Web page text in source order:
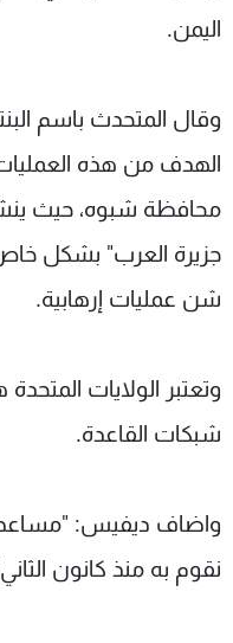
اليمن.
وقال المتحدث باسم
الهدف من هذه
محافظة شبوه، حيث
جزيرة العرب" بشكل
شن عمليات إرهابية.
وتعتبر الولايات
شبكات القاعدة.
واضاف ديفيس:
نقوم به منذ كانون